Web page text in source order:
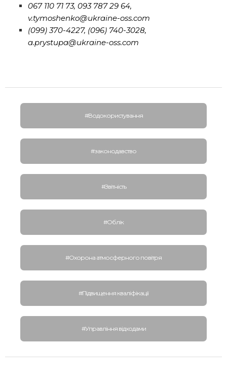
067 110 71 73, 093 787 29 64,
v.tymoshenko@ukraine-oss.com
(099) 370-4227, (096) 740-3028,
a.prystupa@ukraine-oss.com
#Водокористування
#законодавство
#Звітність
#Облік
#Охорона атмосферного повітря
#Підвищення кваліфікації
#Управління відходами